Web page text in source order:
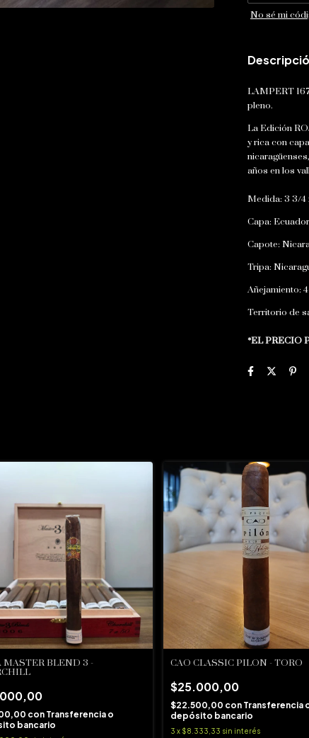
No sé mi
LAMPERT
pleno.
La Edición
y rica con
años en los
Medida: 3 3/4
Capa:
Capote:
Tripa:
Añejamiento:
Territorio de
*EL PRECIO
MASTER BLEND 3 -
con Transferencia o
bancario
CAO CLASSIC PILON - TORO
$25.000,00
$22.500,00 con Transferencia
depósito bancario
3 x $8.333,33 sin interés